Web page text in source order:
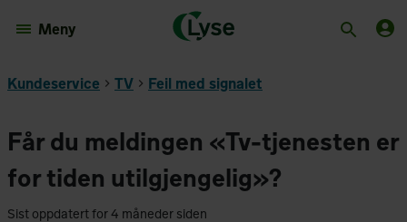
Meny
Kundeservice TV Feil med signalet
Får du meldingen «Tv-tjenesten er
for tiden utilgjengelig»?
Sist oppdatert for 4 måneder siden